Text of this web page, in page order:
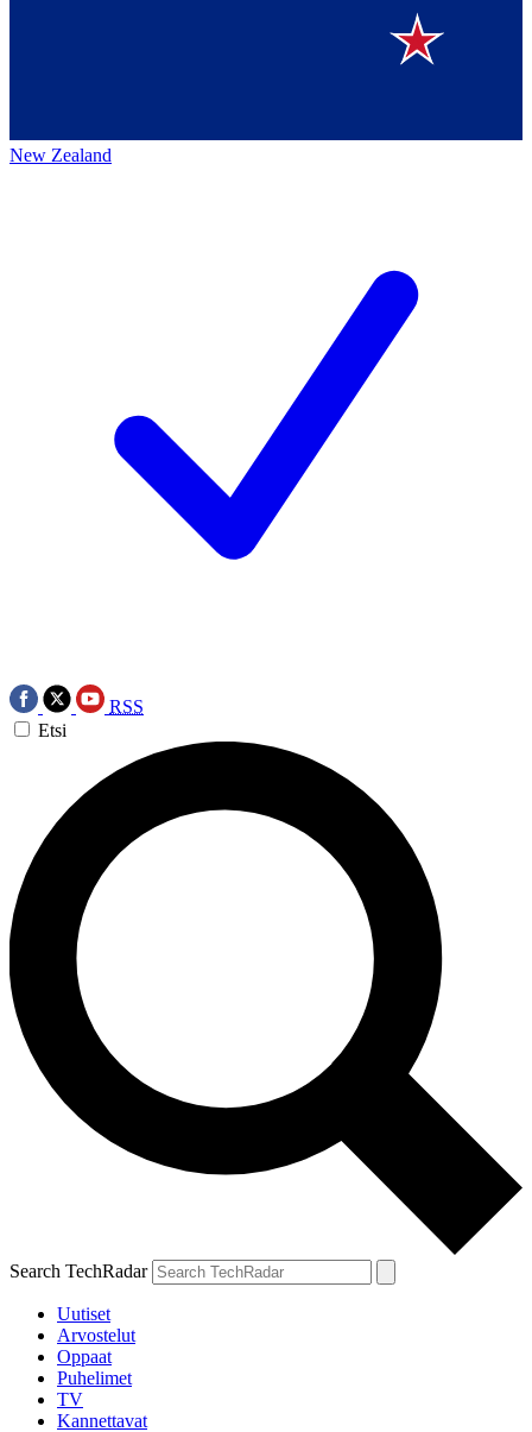
New Zealand
RSS
Etsi
Search TechRadar
Uutiset
Arvostelut
Oppaat
Puhelimet
TV
Kannettavat